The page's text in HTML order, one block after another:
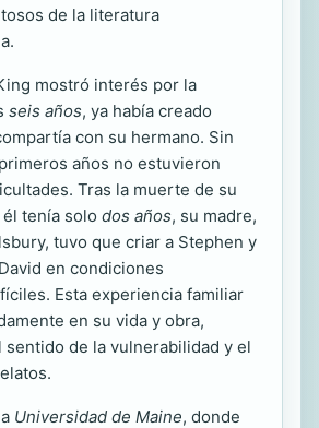
de la literatura
mostró interés por la
seis años, ya había creado
con su hermano. Sin
años no estuvieron
Tras la muerte de su
tenía solo dos años, su madre,
tuvo que criar a Stephen y
en condiciones
Esta experiencia familiar
en su vida y obra,
sentido de la vulnerabilidad y el
Universidad de Maine, donde